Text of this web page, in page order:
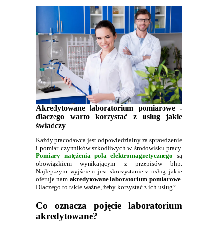
Akredytowane laboratorium pomiarowe -
dlaczego warto korzystać z usług jakie
świadczy
Każdy pracodawca jest odpowiedzialny za sprawdzenie
i pomiar czynników szkodliwych w środowisku pracy.
Pomiary natężenia pola elektromagnetycznego są
obowiązkiem wynikającym z przepisów bhp.
Najlepszym wyjściem jest skorzystanie z usług jakie
oferuje nam akredytowane laboratorium pomiarowe.
Dlaczego to takie ważne, żeby korzystać z ich usług?
Co oznacza pojęcie laboratorium
akredytowane?